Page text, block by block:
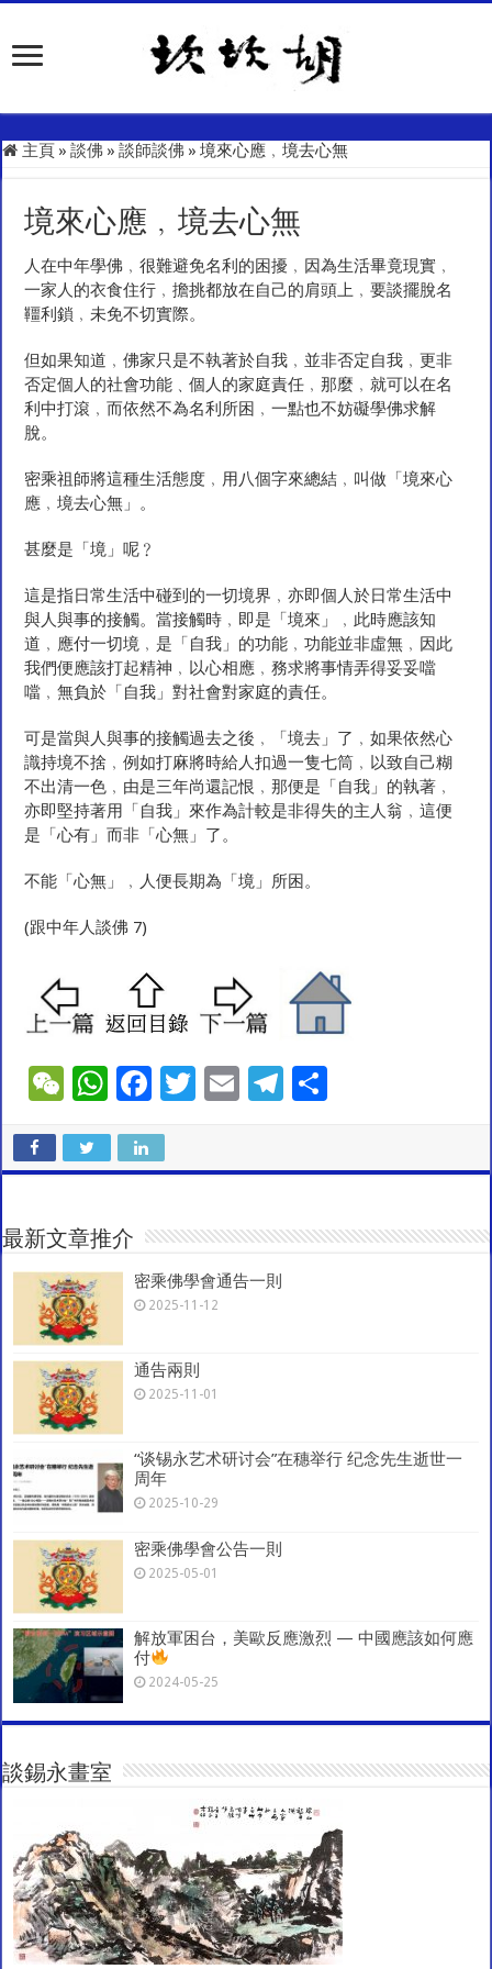
主頁 » 談佛 » 談師談佛 » 境來心應﹐境去心無
境來心應﹐境去心無
人在中年學佛﹐很難避免名利的困擾﹐因為生活畢竟現實﹐
一家人的衣食住行﹐擔挑都放在自己的肩頭上﹐要談擺脫名
韁利鎖﹐未免不切實際。
但如果知道﹐佛家只是不執著於自我﹐並非否定自我﹐更非
否定個人的社會功能﹑個人的家庭責任﹐那麼﹐就可以在名
利中打滾﹐而依然不為名利所困﹐一點也不妨礙學佛求解
脫。
密乘祖師將這種生活態度﹐用八個字來總結﹐叫做「境來心
應﹐境去心無」。
甚麼是「境」呢﹖
這是指日常生活中碰到的一切境界﹐亦即個人於日常生活中
與人與事的接觸。當接觸時﹐即是「境來」﹐此時應該知
道﹐應付一切境﹐是「自我」的功能﹐功能並非虛無﹐因此
我們便應該打起精神﹐以心相應﹐務求將事情弄得妥妥噹
噹﹐無負於「自我」對社會對家庭的責任。
可是當與人與事的接觸過去之後﹐「境去」了﹐如果依然心
識持境不捨﹐例如打麻將時給人扣過一隻七筒﹐以致自己糊
不出清一色﹐由是三年尚還記恨﹐那便是「自我」的執著﹐
亦即堅持著用「自我」來作為計較是非得失的主人翁﹐這便
是「心有」而非「心無」了。
不能「心無」﹐人便長期為「境」所困。
(跟中年人談佛 7)
W
C
h
at
W
at
sA
p
p
F
e
b
o
k
T
er
E
l
T
gr
a
e
最新文章推介
密乘佛學會通告一則
2025-11-12
通告兩則
2025-11-01
“谈锡永艺术研讨会”在穗举行 纪念先生逝世一
周年
2025-10-29
密乘佛學會公告一則
2025-05-01
解放軍困台，美歐反應激烈 — 中國應該如何應
付
2024-05-25
談錫永畫室